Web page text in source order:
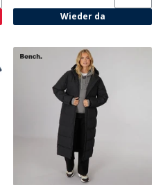
Wieder da